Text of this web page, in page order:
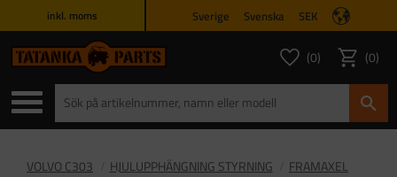
inkl. moms Sverige Svenska SEK
Favoriter
ANTAL
0 Kundvagn
0
VOLVO C303 HJULUPPHÄNGNING STYRNING FRAMAXEL